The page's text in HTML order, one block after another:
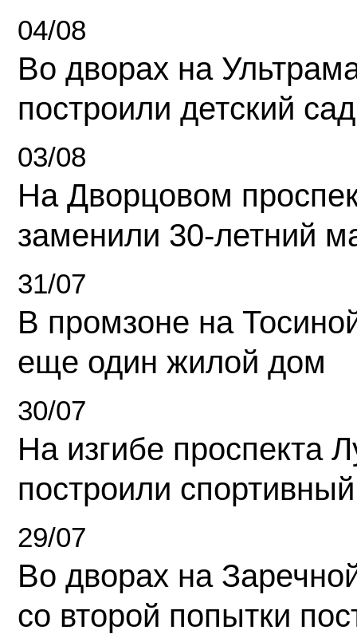
04/08
Во дворах на
построили детский сад
03/08
На Дворцовом
заменили 30-летний
31/07
В промзоне на
еще один жилой дом
30/07
На изгибе проспекта
построили
29/07
Во дворах на
со второй попытки